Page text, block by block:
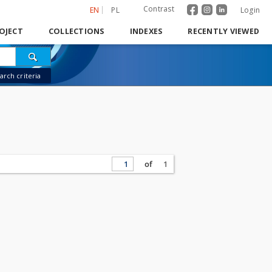
EN PL Contrast Login
COLLECTIONS INDEXES RECENTLY VIEWED
criteria
of 1